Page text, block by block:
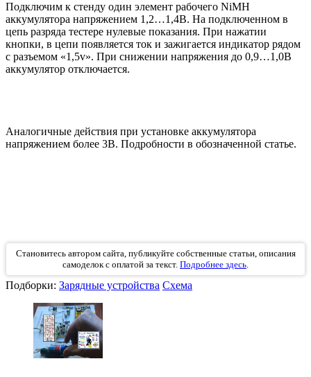
Подключим к стенду один элемент рабочего NiMH
аккумулятора напряжением 1,2…1,4В. На подключенном в
цепь разряда тестере нулевые показания. При нажатии
кнопки, в цепи появляется ток и зажигается индикатор рядом
с разъемом «1,5v». При снижении напряжения до 0,9…1,0В
аккумулятор отключается.
Аналогичные действия при установке аккумулятора
напряжением более 3В. Подробности в обозначенной статье.
Становитесь автором сайта, публикуйте собственные статьи, описания
самоделок с оплатой за текст. Подробнее здесь.
Подборки: Зарядные устройства Схема